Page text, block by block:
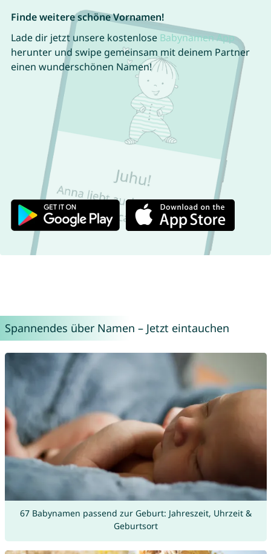
Finde weitere schöne Vornamen!
Lade dir jetzt unsere kostenlose Babynamen App
herunter und swipe gemeinsam mit deinem Partner
einen wunderschönen Namen!
Spannendes über Namen – Jetzt eintauchen
67 Babynamen passend zur Geburt: Jahreszeit, Uhrzeit &
Geburtsort